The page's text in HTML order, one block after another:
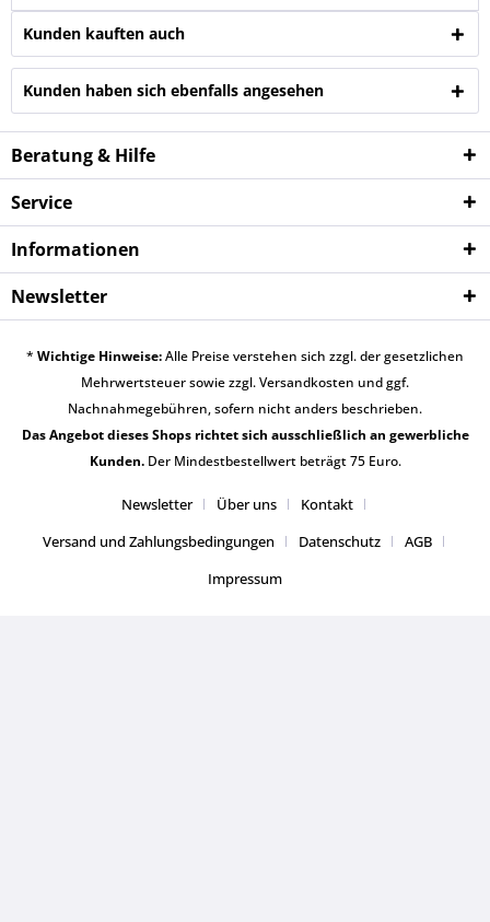
Kunden kauften auch
Kunden haben sich ebenfalls angesehen
Beratung & Hilfe
Service
Informationen
Newsletter
* Wichtige Hinweise:Alle Preise verstehen sich zzgl. der gesetzlichen
Mehrwertsteuer sowie zzgl.Versandkosten und ggf.
Nachnahmegebühren, sofern nicht anders beschrieben.
Das Angebot dieses Shops richtet sich ausschließlich an gewerbliche
Kunden.Der Mindestbestellwert beträgt 75 Euro.
Newsletter Über uns
Kontakt
Versand und Zahlungsbedingungen
Datenschutz
AGB
Impressum